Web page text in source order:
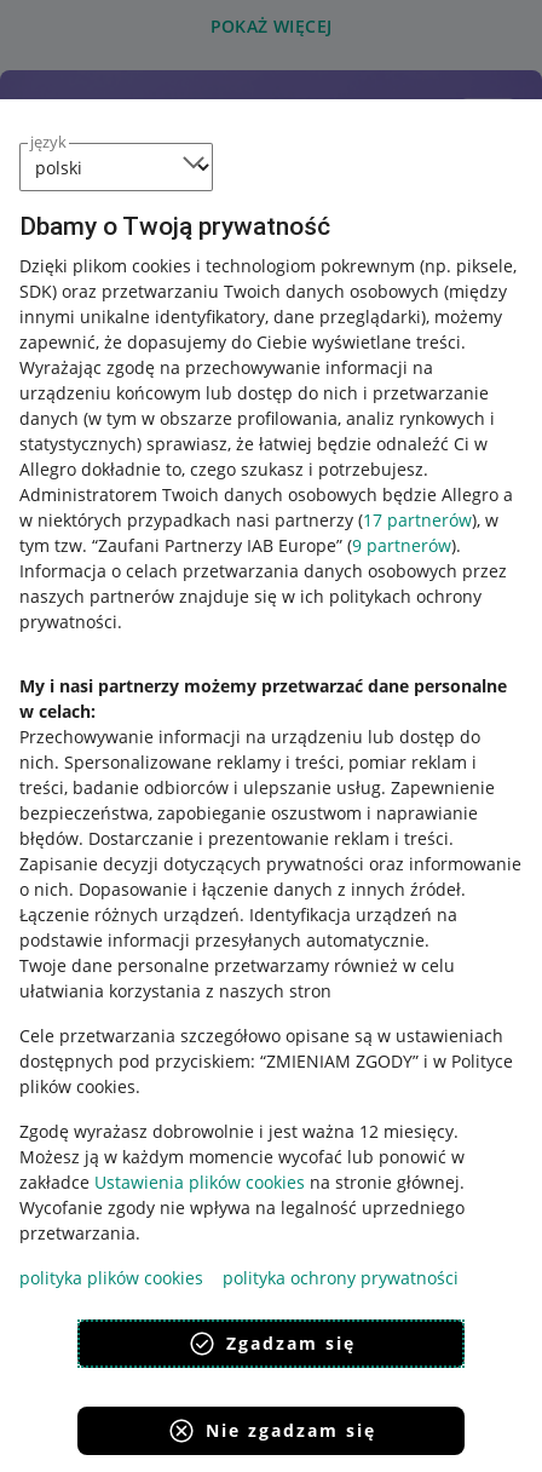
język
Dbamy o Twoją prywatność
Dzięki plikom cookies i technologiom pokrewnym (np. piksele,
SDK) oraz przetwarzaniu Twoich danych osobowych (między
innymi unikalne identyfikatory, dane przeglądarki), możemy
zapewnić, że dopasujemy do Ciebie wyświetlane treści.
Wyrażając zgodę na przechowywanie informacji na
urządzeniu końcowym lub dostęp do nich i przetwarzanie
danych (w tym w obszarze profilowania, analiz rynkowych i
statystycznych) sprawiasz, że łatwiej będzie odnaleźć Ci w
Allegro dokładnie to, czego szukasz i potrzebujesz.
Administratorem Twoich danych osobowych będzie Allegro a
w niektórych przypadkach nasi partnerzy (17 partnerów), w
tym tzw. “Zaufani Partnerzy IAB Europe” (9 partnerów).
Informacja o celach przetwarzania danych osobowych przez
naszych partnerów znajduje się w ich politykach ochrony
prywatności.
My i nasi partnerzy możemy przetwarzać dane personalne
w celach:
Przechowywanie informacji na urządzeniu lub dostęp do
nich. Spersonalizowane reklamy i treści, pomiar reklam i
treści, badanie odbiorców i ulepszanie usług. Zapewnienie
bezpieczeństwa, zapobieganie oszustwom i naprawianie
błędów. Dostarczanie i prezentowanie reklam i treści.
Zapisanie decyzji dotyczących prywatności oraz informowanie
o nich. Dopasowanie i łączenie danych z innych źródeł.
Łączenie różnych urządzeń. Identyfikacja urządzeń na
podstawie informacji przesyłanych automatycznie.
Twoje dane personalne przetwarzamy również w celu
ułatwiania korzystania z naszych stron
Cele przetwarzania szczegółowo opisane są w ustawieniach
dostępnych pod przyciskiem: “ZMIENIAM ZGODY” i w Polityce
plików cookies.
Zgodę wyrażasz dobrowolnie i jest ważna 12 miesięcy.
Możesz ją w każdym momencie wycofać lub ponowić w
zakładce Ustawienia plików cookies na stronie głównej.
Wycofanie zgody nie wpływa na legalność uprzedniego
przetwarzania.
polityka plików cookies
polityka ochrony prywatności
Zgadzam się
Nie zgadzam się
POKAŻ WIĘCEJ
Przydatne informacje
Jak to działa
Allegro Gadane dla sprzedających
Allegro Gadane dla kupujących
Mapa miejscowości
Informacje prawne
Regulamin
Polityka plików "cookies"
Ustawienia plików "cookies"
Udostępnianie lokalizacji
Informacje dla Aktu o Usługach Cyfrowych
Pobierz aplikację
Korzystanie z serwisu oznacza akceptacjęregulaminu